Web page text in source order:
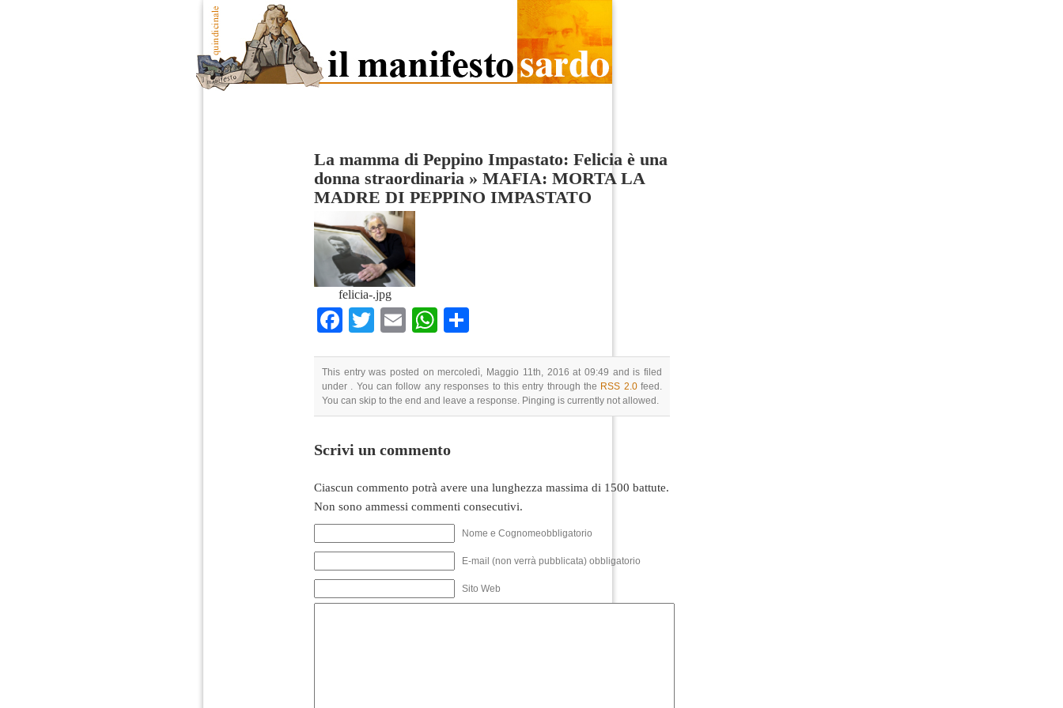
La mamma di Peppino Impastato: Felicia è una
donna straordinaria » MAFIA: MORTA LA
MADRE DI PEPPINO IMPASTATO
felicia-.jpg
Facebook
TwitterEmailWhatsApp
This entry was posted on mercoledì, Maggio 11th, 2016 at 09:49 and is filed
under . You can follow any responses to this entry through the RSS 2.0feed.
You can skip to the end and leave a response. Pinging is currently not allowed.
Scrivi un commento
Ciascun commento potrà avere una lunghezza massima di 1500 battute.
Non sono ammessi commenti consecutivi.
Nome e Cognomeobbligatorio
E-mail (non verrà pubblicata) obbligatorio
Sito Web